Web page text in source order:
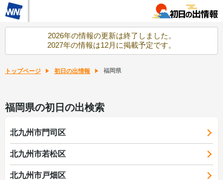
2026年の情報の更新は終了しました。
2027年の情報は12月に掲載予定です。
トップページ 初日の出情報 福岡県
福岡県の初日の出検索
北九州市門司区
北九州市若松区
北九州市戸畑区